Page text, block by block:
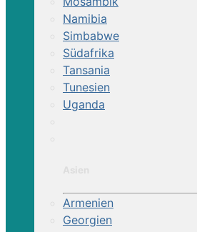
Namibia
Simbabwe
Südafrika
Tansania
Tunesien
Uganda
Armenien
Georgien